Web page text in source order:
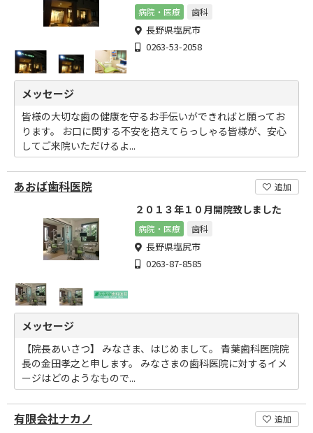
病院・医療 歯科
長野県塩尻市
0263-53-2058
メッセージ
皆様の大切な歯の健康を守るお手伝いができればと願ってお
ります。 お口に関する不安を抱えてらっしゃる皆様が、安心
してご来院いただけるよ...
あおば歯科医院 追加
２０１３年１０月開院致しました
病院・医療 歯科
長野県塩尻市
0263-87-8585
メッセージ
【院長あいさつ】 みなさま、はじめまして。 青葉歯科医院院
長の金田孝之と申します。 みなさまの歯科医院に対するイメ
ージはどのようなもので...
有限会社ナカノ 追加